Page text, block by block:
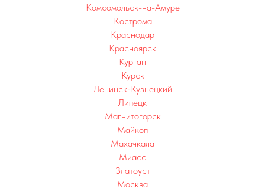
Комсомольск-на-Амуре
Кострома
Краснодар
Красноярск
Курган
Курск
Ленинск-Кузнецкий
Липецк
Магнитогорск
Майкоп
Махачкала
Миасс
Златоуст
Москва